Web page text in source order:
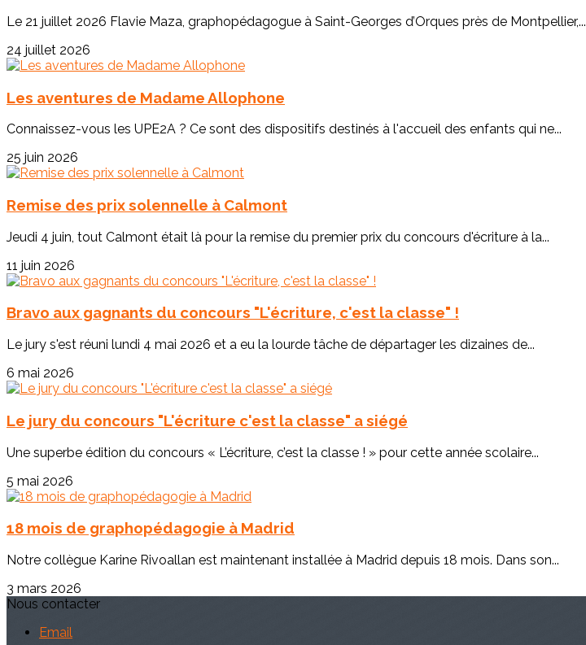
Le 21 juillet 2026 Flavie Maza, graphopédagogue à Saint-Georges d’Orques près de Montpellier,...
24 juillet 2026
Les aventures de Madame Allophone
Connaissez-vous les UPE2A ? Ce sont des dispositifs destinés à l'accueil des enfants qui ne...
25 juin 2026
Remise des prix solennelle à Calmont
Jeudi 4 juin, tout Calmont était là pour la remise du premier prix du concours d'écriture à la...
11 juin 2026
Bravo aux gagnants du concours "L'écriture, c'est la classe" !
Le jury s'est réuni lundi 4 mai 2026 et a eu la lourde tâche de départager les dizaines de...
6 mai 2026
Le jury du concours "L'écriture c'est la classe" a siégé
Une superbe édition du concours « L’écriture, c’est la classe ! » pour cette année scolaire...
5 mai 2026
18 mois de graphopédagogie à Madrid
Notre collègue Karine Rivoallan est maintenant installée à Madrid depuis 18 mois. Dans son...
3 mars 2026
Nous contacter
Email